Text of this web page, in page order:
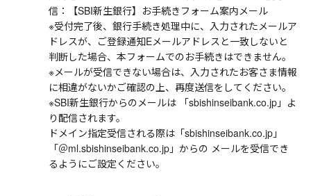
信：【SBI新生銀行】お手続きフォーム案内メール
※受付完了後、銀行手続き処理中に、入力されたメールア
ドレスが、ご登録通知Eメールアドレスと一致しないと
判断した場合、本フォームでのお手続きはできません。
※メールが受信できない場合は、入力されたお客さま情報
に相違がないかご確認の上、再度送信をしてください。
※SBI新生銀行からのメールは 「sbishinseibank.co.jp」よ
り配信されます。
ドメイン指定受信される際は「sbishinseibank.co.jp」
「＠ml.sbishinseibank.co.jp」からの メールを受信でき
るようにご設定ください。